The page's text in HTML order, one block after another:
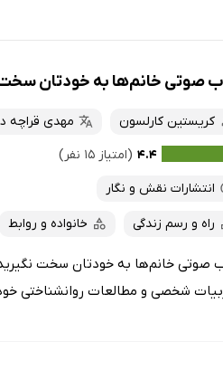
صوتی خانم‌ها به خودتان سخت
کریستین کارلسون
مهدی قراچه
۴.۴ (امتیاز ۱۵ نفر)
انتشارات نقش و نگار
راه و رسم زندگی خانواده و روابط
صوتی خانم‌ها به خودتان سخت
شخصی و مطالعات روانشناختی